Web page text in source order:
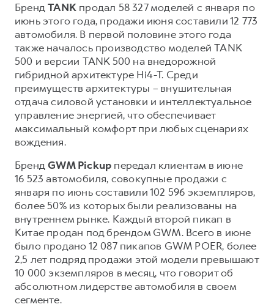
F7
от 2 899 000 ₽
F7X
от 3 599 000 ₽
POER
от 3 449 000 ₽
Кредит
КОРПОРАТИВНЫМ КЛИЕНТАМ
Для малого бизнеса
Корпоративным клиентам
Крупным корпоративным клиентам
Система управления автопарком
Сервис для корпоративных клиентов
HAVAL Лизинг
АКСЕССУАРЫ HAVAL
Автомобильные аксессуары
Коллекция CITY
Коллекция Базовая
Коллекция Детская
ПОДДЕРЖКА
GWM Безопасность
Гарантия HAVAL
Мобильное приложение GWM
Программа «HAVAL Защита+»
Руководства по эксплуатации
Подписки
АКСЕССУАРЫ HAVAL
Автомобильные аксессуары
Коллекция CITY
Коллекция Базовая
Коллекция Детская
БрендTANK продал 58 327 моделей с января по
июнь этого года, продажи июня составили 12 773
автомобиля. В первой половине этого года
также началось производство моделей TANK
500 и версии TANK 500 на внедорожной
гибридной архитектуре Hi4-T. Среди
преимуществ архитектуры – внушительная
отдача силовой установки и интеллектуальное
управление энергией, что обеспечивает
максимальный комфорт при любых сценариях
вождения.
БрендGWM Pickup передал клиентам в июне
16 523 автомобиля, совокупные продажи с
января по июнь составили 102 596 экземпляров,
более 50% из которых были реализованы на
внутреннем рынке. Каждый второй пикап в
Китае продан под брендом GWM. Всего в июне
было продано 12 087 пикапов GWM POER, более
2,5 лет подряд продажи этой модели превышают
10 000 экземпляров в месяц, что говорит об
абсолютном лидерстве автомобиля в своем
сегменте.